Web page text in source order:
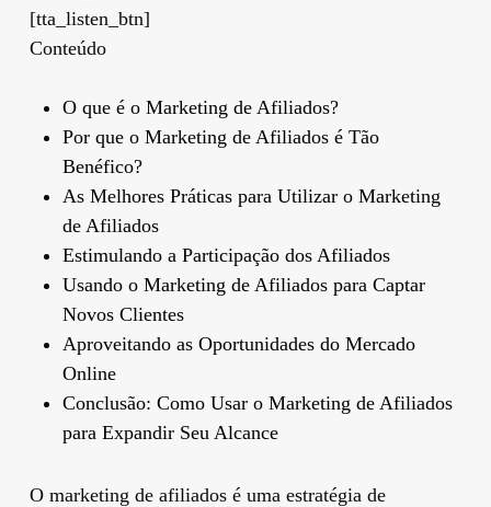
[tta_listen_btn]
Conteúdo
O que é o Marketing de Afiliados?
Por que o Marketing de Afiliados é Tão
Benéfico?
As Melhores Práticas para Utilizar o Marketing
de Afiliados
Estimulando a Participação dos Afiliados
Usando o Marketing de Afiliados para Captar
Novos Clientes
Aproveitando as Oportunidades do Mercado
Online
Conclusão: Como Usar o Marketing de Afiliados
para Expandir Seu Alcance
O marketing de afiliados é uma estratégia de